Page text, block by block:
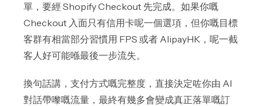
單，要經 Shopify Checkout 先完成。如果你嘅
Checkout 入面只有信用卡呢一個選項，但你嘅目標
客群有相當部分習慣用 FPS 或者 AlipayHK，呢一截
客人好可能喺最後一步流失。
換句話講，支付方式嘅完整度，直接決定咗你由 AI
對話帶嚟嘅流量，最終有幾多會變成真正落單嘅訂